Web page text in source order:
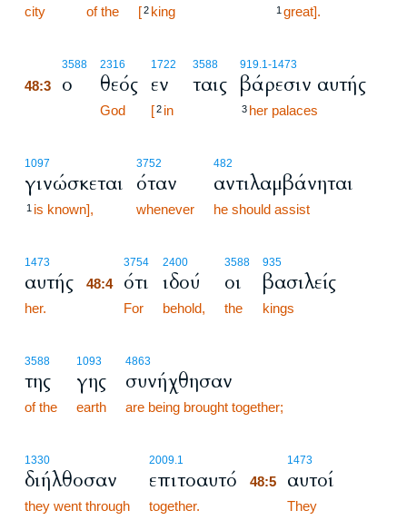
city of the [2 king 1 great].
3588
48:3 ο
2316
θεός
God
1722
εν
[2 in
3588
ταις
919.1-1473
βάρεσιν αυτής
3 her palaces
1097
γινώσκεται
1 is known],
3752
όταν
whenever
482
αντιλαμβάνηται
he should assist
1473
αυτής
her.
3754
48:4 ότι
For
2400
ιδού
behold,
3588
οι
the
935
βασιλείς
kings
3588
της
of the
1093
γης
earth
4863
συνήχθησαν
are being brought together;
1330
διήλθοσαν
they went through
2009.1
επιτοαυτό
together.
1473
48:5 αυτοί
They